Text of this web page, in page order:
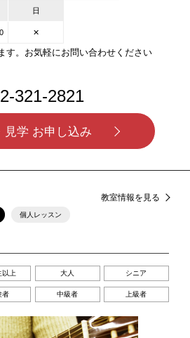
日
✕
す。お気軽にお問い合わせください
321-2821
見学 お申し込み
教室情報を見る
個人レッスン
以上 大人 シニア
者 中級者 上級者